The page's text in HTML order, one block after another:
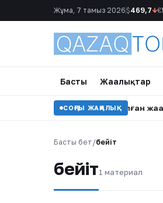
Жұма, 7 тамыз 2026 $469,7↓€
Басты Жаңалықтар
СОҢҒЫ ЖАҢАЛЫҚ
шектеуге бағытталған жаңа
Басты бет/бейіт
бейіт1 материал